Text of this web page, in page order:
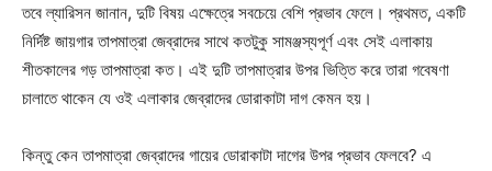
তবে ল্যারিসন জানান, দুটি বিষয় এক্ষেত্রে সবচেয়ে বেশি প্রভাব ফেলে। প্রথমত, একটি
নির্দিষ্ট জায়গার তাপমাত্রা জেব্রাদের সাথে কতটুকু সামঞ্জস্যপূর্ণ এবং সেই এলাকায়
শীতকালের গড় তাপমাত্রা কত। এই দুটি তাপমাত্রার উপর ভিত্তি করে তারা গবেষণা
চালাতে থাকেন যে ওই এলাকার জেব্রাদের ডোরাকাটা দাগ কেমন হয়।
কিন্তু কেন তাপমাত্রা জেব্রাদের গায়ের ডোরাকাটা দাগের উপর প্রভাব ফেলবে? এ